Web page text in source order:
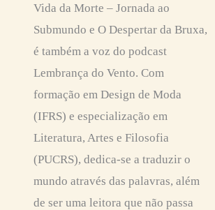
Vida da Morte – Jornada ao
Submundo e O Despertar da Bruxa,
é também a voz do podcast
Lembrança do Vento. Com
formação em Design de Moda
(IFRS) e especialização em
Literatura, Artes e Filosofia
(PUCRS), dedica-se a traduzir o
mundo através das palavras, além
de ser uma leitora que não passa